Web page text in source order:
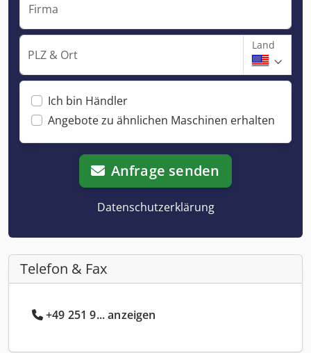
Firma
PLZ & Ort
Land
Ich bin Händler
Angebote zu ähnlichen Maschinen erhalten
Anfrage senden
Datenschutzerklärung
Telefon & Fax
+49 251 9... anzeigen